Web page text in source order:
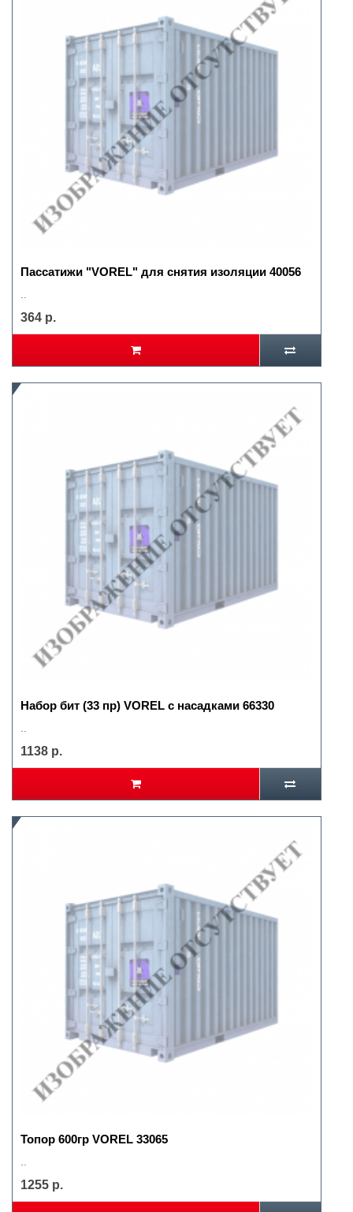
Пассатижи "VOREL" для снятия изоляции 40056
364 р.
Набор бит (33 пр) VOREL с насадками 66330
1138 р.
Топор 600гр VOREL 33065
1255 р.